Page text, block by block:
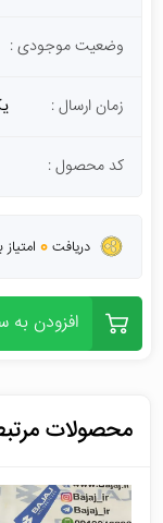
وضعیت موجودی :
زمان ارسال :
کد محصول :
دریافت 0
افزودن به
محصولات